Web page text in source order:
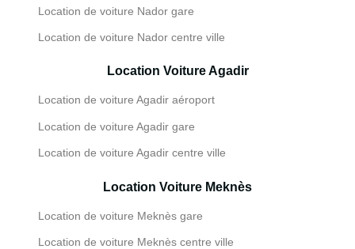
Location de voiture Nador gare
Location de voiture Nador centre ville
Location Voiture Agadir
Location de voiture Agadir aéroport
Location de voiture Agadir gare
Location de voiture Agadir centre ville
Location Voiture Meknès
Location de voiture Meknès gare
Location de voiture Meknès centre ville